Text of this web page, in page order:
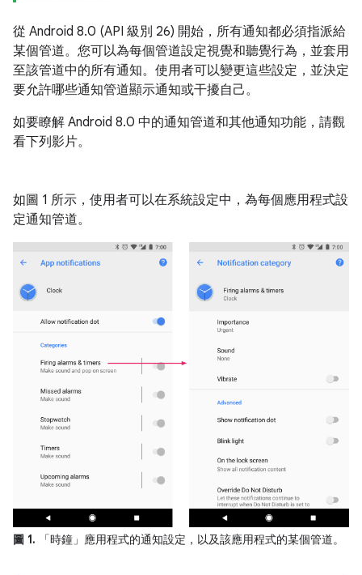
從 Android 8.0 (API 級別 26) 開始，所有通知都必須指派給
某個管道。您可以為每個管道設定視覺和聽覺行為，並套用
至該管道中的所有通知。使用者可以變更這些設定，並決定
要允許哪些通知管道顯示通知或干擾自己。
如要瞭解 Android 8.0 中的通知管道和其他通知功能，請觀
看下列影片。
如圖 1 所示，使用者可以在系統設定中，為每個應用程式設
定通知管道。
圖 1. 「時鐘」應用程式的通知設定，以及該應用程式的某個管道。